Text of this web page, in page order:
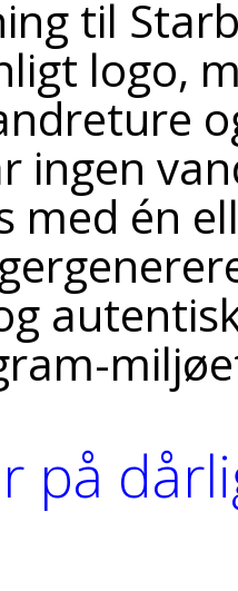
til
logo,
ingen
med én
på